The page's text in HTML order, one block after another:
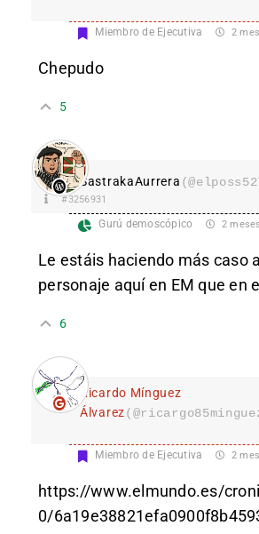
Miembro de Ejecutiva 2
Chepudo
5
SastrakaAurrera
#3256931
Gurú demoscópico 2
Le estáis haciendo más caso
personaje aquí en EM que en
6
Ricardo Mínguez
Álvarez
Miembro de Ejecutiva 2
https://www.elmundo.es/
0/